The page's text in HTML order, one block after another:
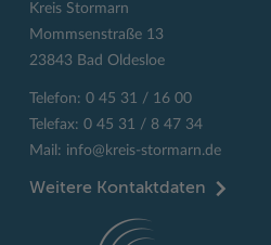
Kreis Stormarn
Mommsenstraße 13
23843 Bad Oldesloe
Telefon: 0 45 31 / 16 00
Telefax: 0 45 31 / 8 47 34
Mail: info@kreis-stormarn.de
Weitere Kontaktdaten